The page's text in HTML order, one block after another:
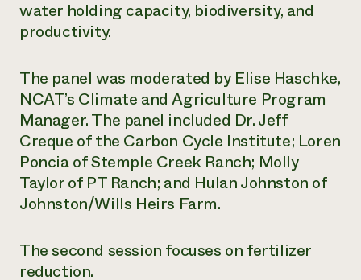
water holding capacity, biodiversity, and
productivity.
The panel was moderated by Elise Haschke,
NCAT’s Climate and Agriculture Program
Manager. The panel included Dr. Jeff
Creque of the Carbon Cycle Institute; Loren
Poncia of Stemple Creek Ranch; Molly
Taylor of PT Ranch; and Hulan Johnston of
Johnston/Wills Heirs Farm.
The second session focuses on fertilizer
reduction.